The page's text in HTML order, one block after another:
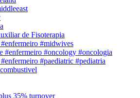
de Fisoterapia
#midwives
#enfermeiro #oncology #oncologia
#paediatric #pediatria
35% turnover